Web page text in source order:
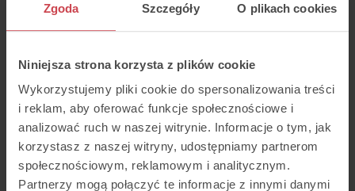
Zgoda Szczegóły O plikach cookies
Niniejsza strona korzysta z plików cookie
Wykorzystujemy pliki cookie do spersonalizowania treści
i reklam, aby oferować funkcje społecznościowe i
analizować ruch w naszej witrynie. Informacje o tym, jak
korzystasz z naszej witryny, udostępniamy partnerom
społecznościowym, reklamowym i analitycznym.
Partnerzy mogą połączyć te informacje z innymi danymi
Recherchieren Sie,
was sich auf Ihrer
Website verkauft
und wie es sich